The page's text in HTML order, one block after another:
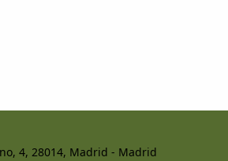
4, 28014, Madrid - Madrid